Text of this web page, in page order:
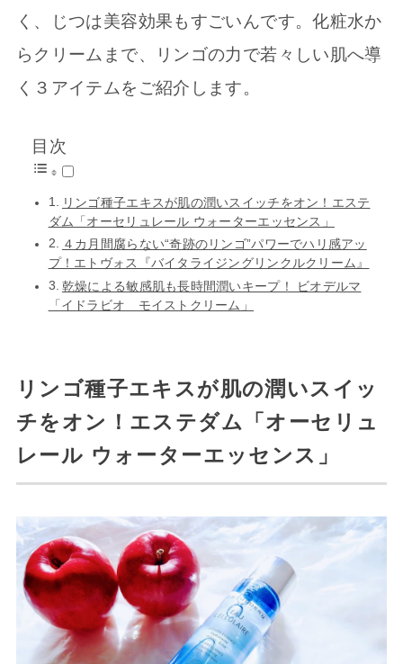
く、じつは美容効果もすごいんです。化粧水か
らクリームまで、リンゴの力で若々しい肌へ導
く３アイテムをご紹介します。
目次
リンゴ種子エキスが肌の潤いスイッチをオン！エステ
ダム「オーセリュレール ウォーターエッセンス」
４カ月間腐らない“奇跡のリンゴ”パワーでハリ感アッ
プ！エトヴォス『バイタライジングリンクルクリーム』
乾燥による敏感肌も長時間潤いキープ！ ビオデルマ
「イドラビオ モイストクリーム」
リンゴ種子エキスが肌の潤いスイッ
チをオン！エステダム「オーセリュ
レール ウォーターエッセンス」